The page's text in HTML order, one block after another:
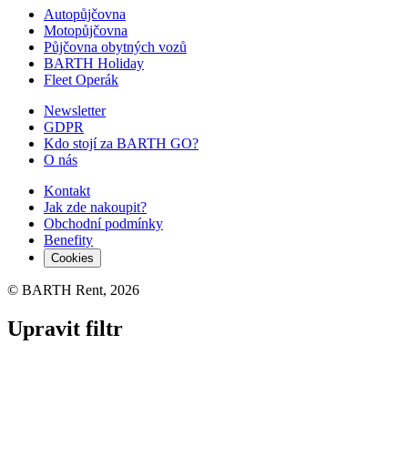
Autopůjčovna
Motopůjčovna
Půjčovna obytných vozů
BARTH Holiday
Fleet Operák
Newsletter
GDPR
Kdo stojí za BARTH GO?
O nás
Kontakt
Jak zde nakoupit?
Obchodní podmínky
Benefity
Cookies
© BARTH Rent, 2026
Upravit filtr